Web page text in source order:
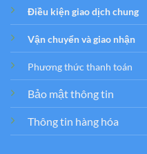
Điều kiện giao dịch chung
Vận chuyển và giao nhận
Phương thức thanh toán
Bảo mật thông tin
Thông tin hàng hóa